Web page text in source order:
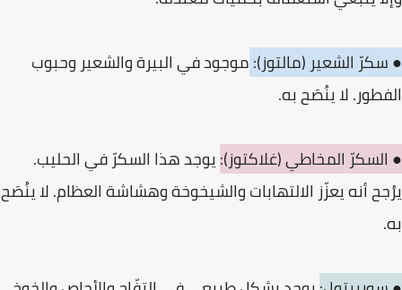
● سكرّ الشعير (مالتوز):موجود في البيرة والشعير وحبوب
الفطور. لا ينُصَح به.
● السكرّ المخاطي (غلاكتوز): يوجد هذا السكرّ في الحليب.
يرُجح أنه يعزّز الالتهابات والشيخوخة وهشاشة العظام. لا ينُصَح
به.